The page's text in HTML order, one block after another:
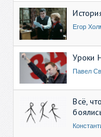
Егор
Уроки
Павел
Всё,